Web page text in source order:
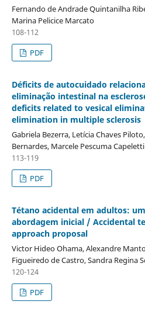
Fernando de Andrade Quintanilha
Marina Pelicice Marcato
108-112
PDF
Déficits de autocuidado
eliminação intestinal na
deficits related to vesical
elimination in multiple sclerosis
Gabriela Bezerra, Letí­cia Chaves
Bernardes, Marcele Pescuma
113-119
PDF
Tétano acidental em adultos:
abordagem inicial / Accidental
approach proposal
Victor Hideo Ohama, Alexandre
Figueiredo de Castro, Sandra Regina
120-124
PDF